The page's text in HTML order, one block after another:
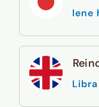
Iene